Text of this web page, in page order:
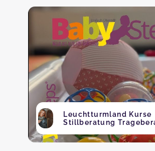
Leuchtturmland Kurse
Stillberatung